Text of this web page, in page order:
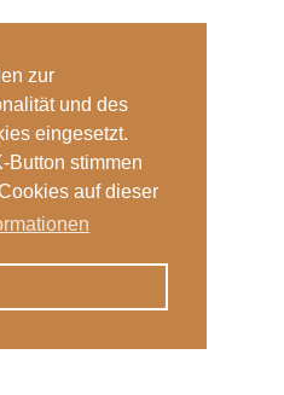
zur
und des
eingesetzt.
Button stimmen
auf dieser